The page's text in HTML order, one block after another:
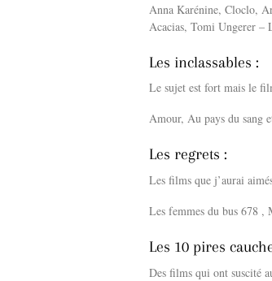
Anna Karénine, Cloclo,
Acacias, Tomi Ungerer –
Les inclassables :
Le sujet est fort mais le
Amour, Au pays du sang
Les regrets :
Les films que j’aurai
Les femmes du bus 678 ,
Les 10 pires
Des films qui ont suscité